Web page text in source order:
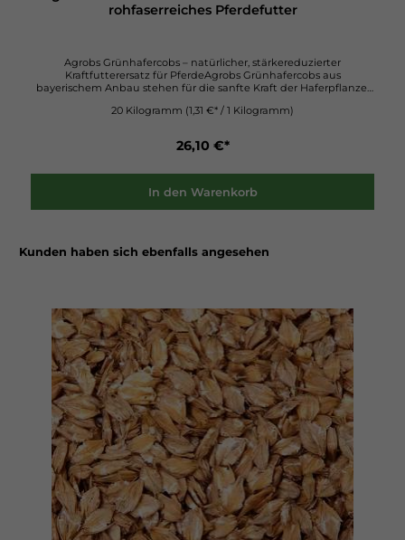
rohfaserreiches Pferdefutter
Agrobs Grünhafercobs – natürlicher, stärkereduzierter
Kraftfutterersatz für PferdeAgrobs Grünhafercobs aus
bayerischem Anbau stehen für die sanfte Kraft der Haferpflanze.
rohfaserreich und dadurch die ideale Alternative für Pferde, die
moderaten Energie-, Protein- und Zuckergehalt liefern sie eine
ausgewogene, leicht verdauliche Futterquelle, die sowohl
unterstützt.Die Grünhafercobs lassen sich schnell einweichen und
flexibel dosieren – perfekt als schmackhafter Kraftfutterersatz, als
hochwertigen Grünhafergenuss direkt in den Futtertrog.Welche
akzeptiertschonend warmluftgetrocknet – frei von Staub und
Schimmelpilzenleicht einzuweichen – ideal auch für Pferde mit
eingeschränktem KauvermögenFür welche Einsatzbereiche
werden Agrobs Grünhafercobs empfohlen?als Ersatz für
Kraftfutter/Getreidezur Ergänzung und Aufwertung der
Raufutterrationfür stoffwechsel- und verdauungssensible
Pferdefür Pferde mit empfindlichem Magenfür Senioren sowie
Pferde mit Zahnproblemenbei speziellen Fütterungskonzepten
wie AusschlussdiätenWie lautet die Fütterungsempfehlung für
Agrobs Grünhafercobs?Als alleiniges Kraftfutter: täglich ca. 100 bis
500 g je 100 kg Soll-Körpergewichtzur Ergänzung des
herkömmlichen Kraftfutters: 1,6 kg Grünhafercobs liefern die
Energie von 1 kg HaferPro 1 kg mit 1,5 bis 3 Liter Wasser
einweichenWelche Fütterungshinweise gibt es für Agrobs
Grünhafercobs?Der Hersteller empfiehlt ein langsames Anfüttern
und die Cobs generell einzuweichen.Zur Mineralstoffversorgung
empfehlen wir ein zu Ihrem Pferd und seinem Bedarf
passendes Mineralfutter.Welche Zusammensetzung haben
20 Kilogramm (1,31 €* / 1 Kilogramm)
26,10 €*
In den Warenkorb
Kunden haben sich ebenfalls angesehen